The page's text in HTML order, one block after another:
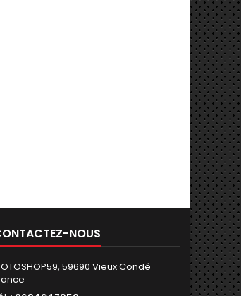
NOUS
59690 Vieux Condé